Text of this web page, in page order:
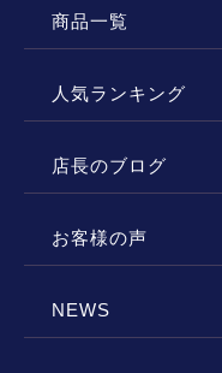
商品一覧
人気ランキング
店長のブログ
お客様の声
NEWS